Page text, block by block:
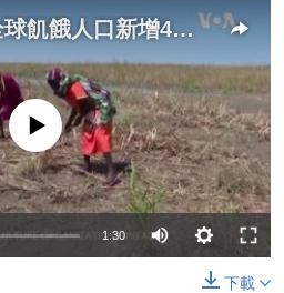
聯合國：2021年全球飢餓人口新增4千萬 俄軍侵烏或引發飢荒
currently available
1:30
下載